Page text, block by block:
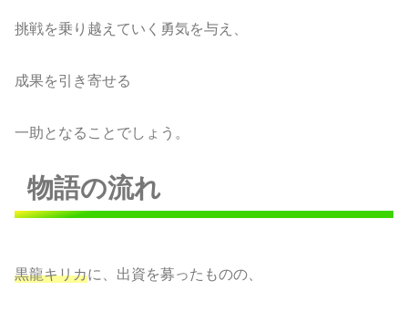
挑戦を乗り越えていく勇気を与え、
成果を引き寄せる
一助となることでしょう。
物語の流れ
黒龍キリカに、出資を募ったものの、